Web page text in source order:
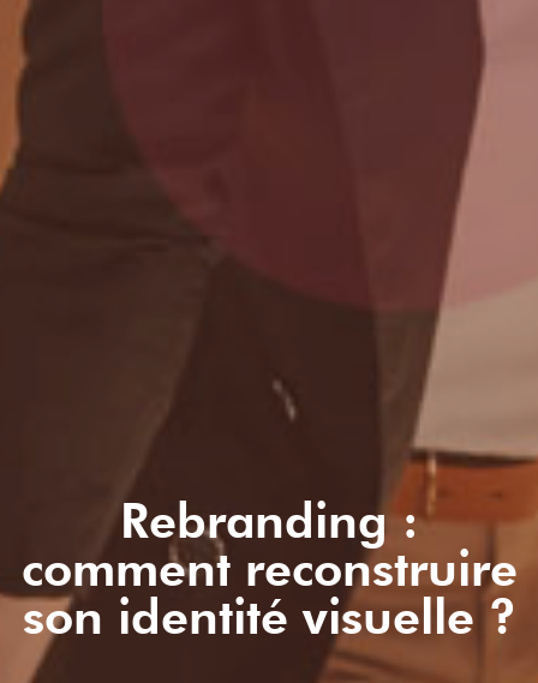
Rebranding :
comment reconstruire
son identité visuelle ?